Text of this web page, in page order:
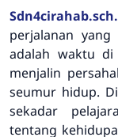
perjalanan
adalah waktu
menjalin
seumur hidup.
sekadar
tentang